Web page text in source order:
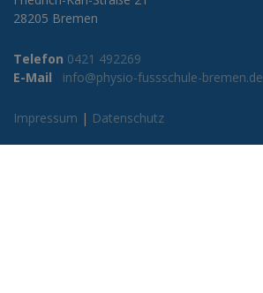
28205 Bremen
Telefon 0421 492269
E-Mail
info@physio-fussschule-bremen.de
Impressum | Datenschutz